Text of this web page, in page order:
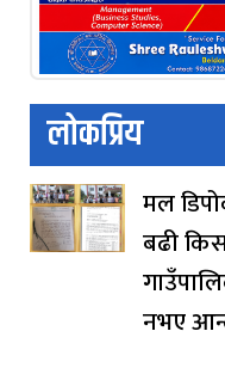
लोकप्रिय
मल
बढी
नभए